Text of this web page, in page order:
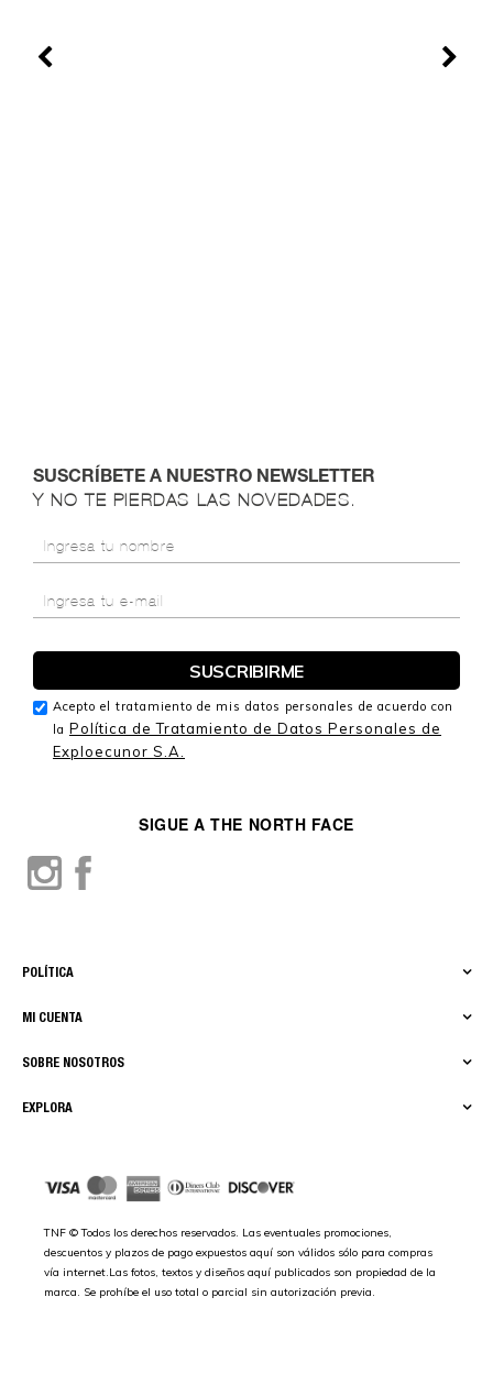
EXPLORA
SOBRE NOSOTROS
MI CUENTA
POLÍTICA
SIGUE A THE NORTH FACE
TNF © Todos los derechos reservados. Las eventuales promociones,
descuentos y plazos de pago expuestos aquí son válidos sólo para compras
vía internet.Las fotos, textos y diseños aquí publicados son propiedad de la
marca. Se prohíbe el uso total o parcial sin autorización previa.
SUSCRÍBETE A NUESTRO NEWSLETTER
Y NO TE PIERDAS LAS NOVEDADES.
Acepto el tratamiento de mis datos personales de acuerdo con
la Política de Tratamiento de Datos Personales de
Exploecunor S.A.